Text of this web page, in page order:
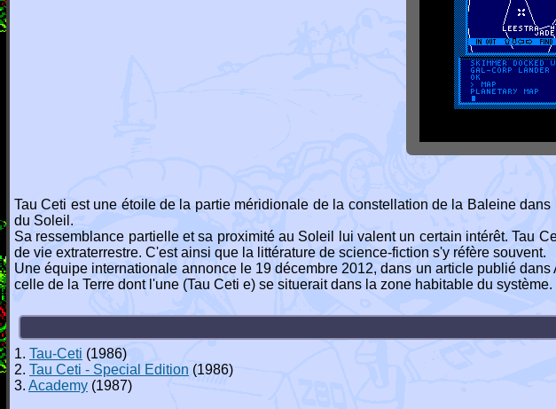
Tau Ceti est une étoile de la partie méridionale de la constellation de la Baleine
du Soleil.
Sa ressemblance partielle et sa proximité au Soleil lui valent un certain intérêt. Tau
de vie extraterrestre. C'est ainsi que la littérature de science-fiction s'y réfère souvent.
Une équipe internationale annonce le 19 décembre 2012, dans un article publié
celle de la Terre dont l'une (Tau Ceti e) se situerait dans la zone habitable du système.
1. Tau-Ceti (1986)
2. Tau Ceti - Special Edition (1986)
3. Academy (1987)